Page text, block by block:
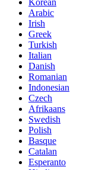
Arabic
Irish
Greek
Turkish
Italian
Danish
Romanian
Indonesian
Czech
Afrikaans
Swedish
Polish
Basque
Catalan
Esperanto